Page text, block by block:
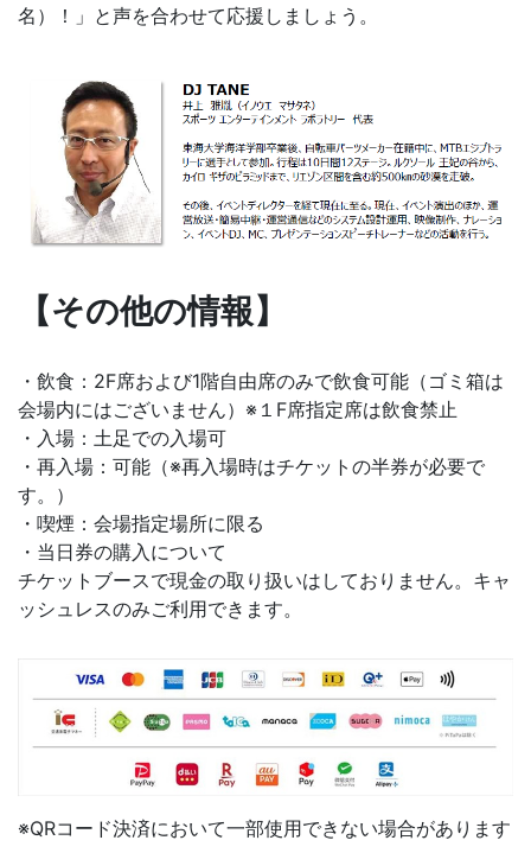
名）！」と声を合わせて応援しましょう。
【その他の情報】
・飲食：2F席および1階自由席のみで飲食可能（ゴミ箱は
会場内にはございません）※１F席指定席は飲食禁止
・入場：土足での入場可
・再入場：可能（※再入場時はチケットの半券が必要で
す。）
・喫煙：会場指定場所に限る
・当日券の購入について
チケットブースで現金の取り扱いはしておりません。キャ
ッシュレスのみご利用できます。
※QRコード決済において一部使用できない場合があります